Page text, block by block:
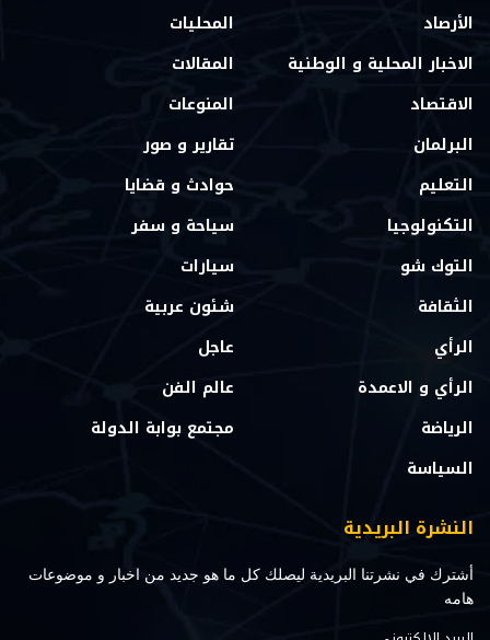
الأرصاد
الاخبار المحلية و الوطنية
الاقتصاد
البرلمان
التعليم
التكنولوجيا
التوك شو
الثقافة
الرأي
الرأي و الاعمدة
الرياضة
السياسة
المحليات
المقالات
المنوعات
تقارير و صور
حوادث و قضايا
سياحة و سفر
سيارات
شئون عربية
عاجل
عالم الفن
مجتمع بوابة الدولة
النشرة البريدية
أشترك في نشرتنا البريدية ليصلك كل ما هو جديد من اخبار و موضوعات
هامه